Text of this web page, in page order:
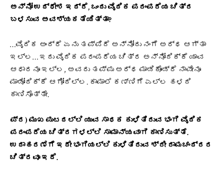
ಅನ್ನೋ ಉದ್ಧೇಶ ಇದ್ರೆ, ಒಂದು ವೈದಿಕ ಪರಂಪರೆಯ ಚಿತ್ರ
ಬಳಸುವ ಅವಶ್ಯಕತೆಯಿತ್ತಾ?
…ವೈದಿಕ ಅಂದ್ರೆ ಏನು ತಪ್ಪಿದೆ ಅನ್ನೋದು ನಂಗೆ ಅರ್ಥ ಆಗ್ತಾ
ಇಲ್ಲ… ಇದು ವೈದಿಕ ಪರಂಪರೆಯ ಚಿತ್ರ ಅನ್ನೋದಿಕ್ಕೆ ಯಾವ
ಆಧಾರನೂ ಇಲ್ಲ, ಅವರು ತಪ್ಪು ಅರ್ಥ ಮಾಡಿಕೊಂಡ್ರೆ ನಾವೇನೂ
ಮಾಡೋದಿಕ್ಕೆ ಆಗೋದಿಲ್ಲ. ಕಾಮಾಲೆ ಕಣ್ಣಿಗೆ ಎಲ್ಲ ಹಳದಿ
ಕಾಣಿಸೊತ್ತೇ.
ಪ್ರ) ಮುಖ ಪುಟದಲ್ಲಿ ಯುವ ಸಾಧಕ ಕುಳಿತಿರುವ ಭಂಗಿ ವೈದಿಕ
ಪರಂಪರೆಯ ಚಿತ್ರಗಳಲ್ಲಿ ಸಾಮಾನ್ಯವಾಗಿ ಕಾಣಿಸುತ್ತೆ.
ಉದಾಹರಣೆಗೆ ಇದೇ ಭಂಗಿಯಲ್ಲಿ ಕುಳಿತಿರುವ ಶ್ರೀ ರಾಮಚಂದ್ರರ
ಚಿತ್ರವೂ ಇದೆ.